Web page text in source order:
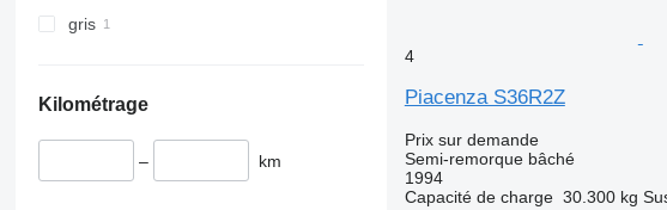
gris
Kilométrage
– km
4
Piacenza S36R2Z
Prix sur demande
Semi-remorque bâché
1994
Capacité de charge 30.300 kg